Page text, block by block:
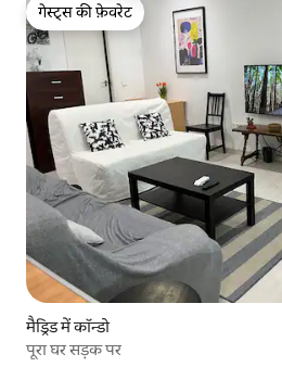
गेस्ट्स की फ़ेवरेट
गेस्ट्स की फ़ेवरेट
मैड्रिड में कॉन्डो
पूरा घर सड़क पर